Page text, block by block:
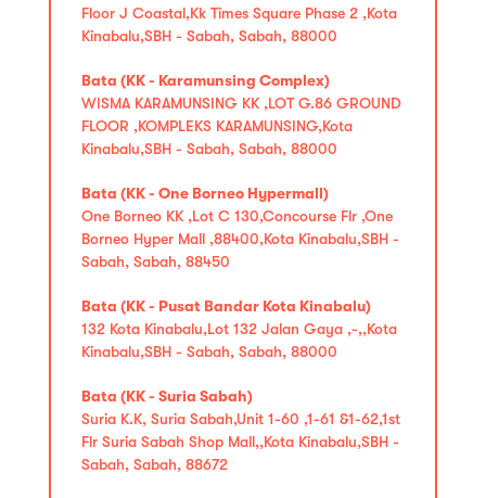
Floor J Coastal,Kk Times Square Phase 2 ,Kota
Kinabalu,SBH - Sabah, Sabah, 88000
Bata (KK - Karamunsing Complex)
WISMA KARAMUNSING KK ,LOT G.86 GROUND
FLOOR ,KOMPLEKS KARAMUNSING,Kota
Kinabalu,SBH - Sabah, Sabah, 88000
Bata (KK - One Borneo Hypermall)
One Borneo KK ,Lot C 130,Concourse Flr ,One
Borneo Hyper Mall ,88400,Kota Kinabalu,SBH -
Sabah, Sabah, 88450
Bata (KK - Pusat Bandar Kota Kinabalu)
132 Kota Kinabalu,Lot 132 Jalan Gaya ,-,,Kota
Kinabalu,SBH - Sabah, Sabah, 88000
Bata (KK - Suria Sabah)
Suria K.K, Suria Sabah,Unit 1-60 ,1-61 &1-62,1st
Flr Suria Sabah Shop Mall,,Kota Kinabalu,SBH -
Sabah, Sabah, 88672